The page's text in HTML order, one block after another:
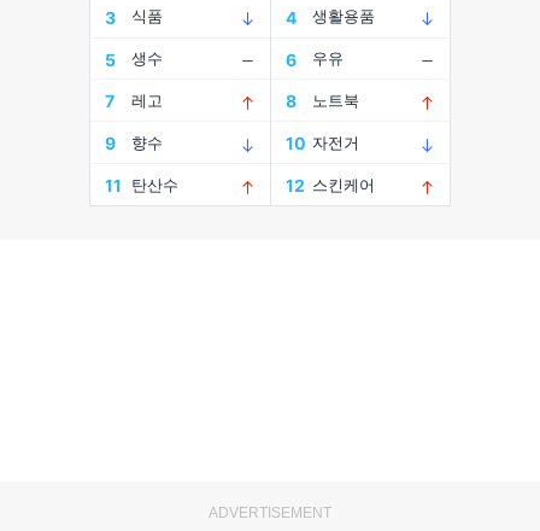
ADVERTISEMENT